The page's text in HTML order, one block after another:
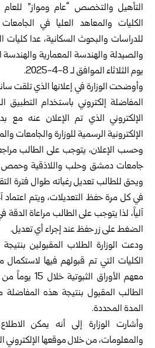
الكليات والمعاهد ‏العليا في
للدراسات والبحوث السكانية، ‏عدا
والصيدلة والهندسة المعمارية ‏والهندسة
يوم الثلاثاء الموافق لـ 8-4-2025.
وأوضحت الوزارة في إعلانها الذي تلقت
‏المفاضلة إلكتروني باستخدام التطبيق
‏الإلكتروني الذي تم الإعلان عنه مع
الإلكترونية ‏الرسمية للوزارة والجامعات
وحسب الإعلان، يتوجب على الطالب
‏جامعات دمشق وحلب واللاذقية
‏ويحق ‏للطالب تعديل رغباته طوال فترة
في كل ‏مرة ‏حفظ التعديلات، ويتم اعتماد
آلياً، لذا ‏يتوجب ‏على الطالب مراعاة الدقة
الضغط ‏على زر ‏حفظ عند إجراء أي تعديل.‏
ودعت الوزارة الطلاب المقبولين
‏الكليات ‏التي تم قبولهم فيها
معهم ‏الأوراق
الطالب ‏المقبول ‏بنتيجة هذه
المدة المحددة.‏
وأشارت الوزارة إلى أنه يمكن
‏والمعلومات، ‏من خلال موقعها